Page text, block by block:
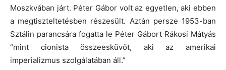
Moszkvában járt. Péter Gábor volt az egyetlen, aki ebben
a megtiszteltetésben részesült. Aztán persze 1953-ban
Sztálin parancsára fogatta le Péter Gábort Rákosi Mátyás
“mint cionista összeesküvőt, aki az amerikai
imperializmus szolgálatában áll.”